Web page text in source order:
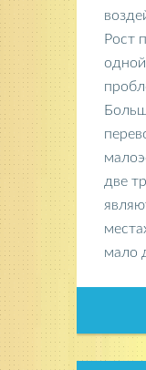
Рост
две
мало